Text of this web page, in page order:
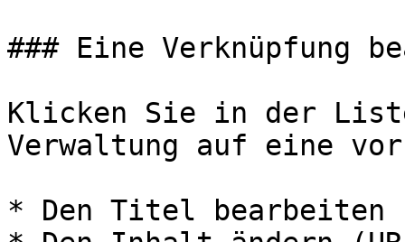
### Eine Verknüpfung
Klicken Sie in der
Verwaltung auf eine
* Den Titel bearbeiten